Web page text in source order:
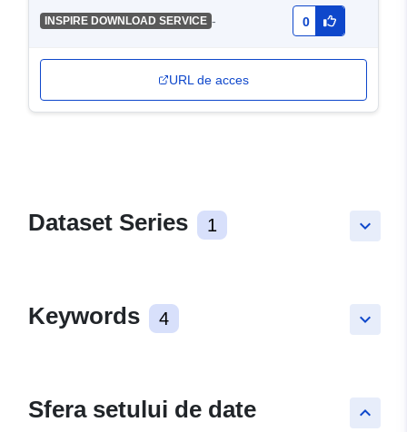
INSPIRE DOWNLOAD SERVICE - 0
URL de acces
keyboard_arrow_down
Dataset Series 1
keyboard_arrow_down
Keywords 4
keyboard_arrow_up
Sfera setului de date